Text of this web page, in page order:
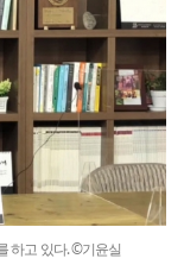
하고 있다. ©기윤실